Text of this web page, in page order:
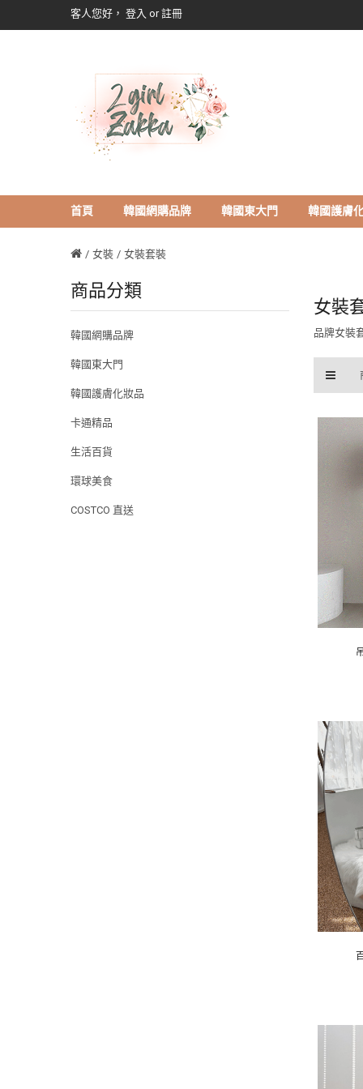
客人您好， 登入 or註冊
首頁 韓國網購品牌 韓國東大門 韓國護膚
女裝 女裝套裝
商品分類
韓國網購品牌
韓國東大門
韓國護膚化妝品
卡通精品
生活百貨
環球美食
COSTCO 直送
女裝
品牌女裝